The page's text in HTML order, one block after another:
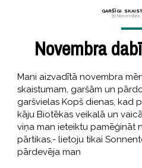
GARŠĪGI,
30 Novembris,
Novembra
Mani aizvadītā novembra
skaistumam, garšām un
garšvielas Kopš dienas, kad
kāju Biotēkas veikalā un
viņa man ieteiktu pamēģināt
pārtikas,- lietoju tikai
pārdevēja man